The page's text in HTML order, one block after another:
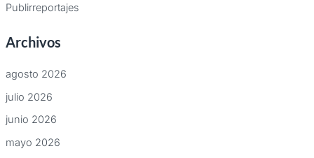
Publirreportajes
Archivos
agosto 2026
julio 2026
junio 2026
mayo 2026